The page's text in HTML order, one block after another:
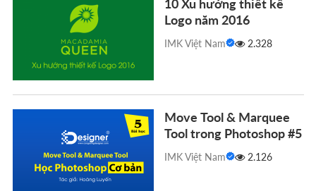
10 Xu hướng thiết kế
Logo năm 2016
IMK Việt Nam 2.328
Move Tool & Marquee
Tool trong Photoshop #5
IMK Việt Nam 2.126